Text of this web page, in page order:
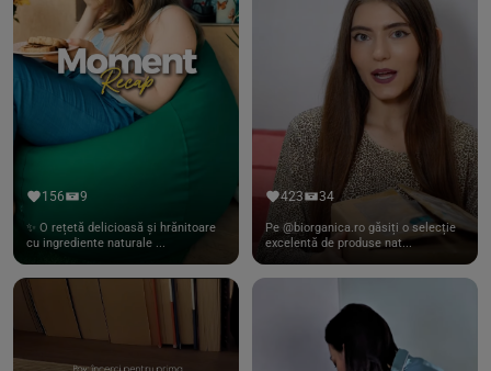
156 9
✨ O rețetă delicioasă și hrănitoare
cu ingrediente naturale ...
423 34
Pe @biorganica.ro găsiți o selecție
excelentă de produse nat...